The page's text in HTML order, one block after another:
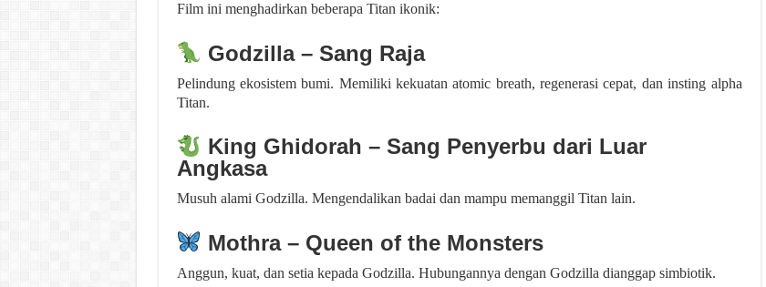
Film ini menghadirkan beberapa Titan ikonik:
Godzilla – Sang Raja
Pelindung ekosistem bumi. Memiliki kekuatan atomic breath, regenerasi cepat, dan insting alpha
Titan.
King Ghidorah – Sang Penyerbu dari Luar
Angkasa
Musuh alami Godzilla. Mengendalikan badai dan mampu memanggil Titan lain.
Mothra – Queen of the Monsters
Anggun, kuat, dan setia kepada Godzilla. Hubungannya dengan Godzilla dianggap simbiotik.